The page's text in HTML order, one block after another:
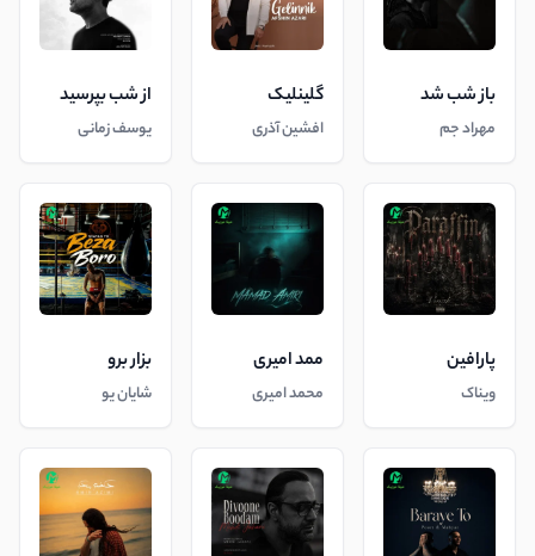
باز شب شد
مهراد جم
گلینلیک
افشین آذری
از شب بپرسید
یوسف زمانی
پارافین
ویناک
ممد امیری
محمد امیری
بزار برو
شایان یو